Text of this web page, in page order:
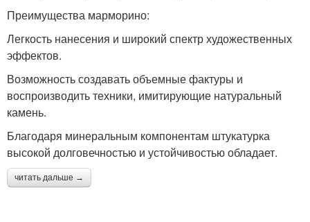
Преимущества марморино:
Легкость нанесения и широкий спектр художественных
эффектов.
Возможность создавать объемные фактуры и
воспроизводить техники, имитирующие натуральный
камень.
Благодаря минеральным компонентам штукатурка
высокой долговечностью и устойчивостью обладает.
читать дальше →